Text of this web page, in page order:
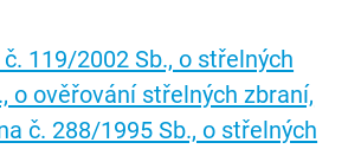
119/2002 Sb., o střelných
o ověřování střelných zbraní,
č. 288/1995 Sb., o střelných